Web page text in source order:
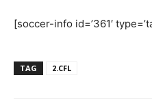
[soccer-info id=’361′
TAG 2.CFL